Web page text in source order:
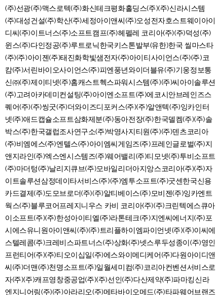
(주)선광(주)맥스로텍(주)화신테크평화홀딩스(주)(주)신라시스템
(주)대성건설(주)학산(주)세정아이앤씨(주)오성전자호스트웨이아이
디씨(주)이트너스(주)소프트캠프(주)헤펠레 코리아(주)(주)덕성(주)
윈스(주)다인정공(주)루트로닉한국키스톤발부(유한)한국 씰마스타
(주)(주)아이젠(주)태진화학빛샘전자(주)아이티사이언스(주)(주)코
캄(주)서린바이오사이언스(주)피엔풍년와이더블유(주)기웅정보통
신㈜(주)제이티넷(주)홈캐스트헥스파워시스템(주)(주)씨아이솔루션
(주)고려아카데미컨설팅(주)아이엔소프트(주)에코시안브레인즈스
퀘어(주)(주)씽굿(주)더와이즈디포커스(주)(주)알앤텍(주)잉카인터
넷(주)애드캡슐소프트삼화제분(주)동아전장(주)한국델켐(주)(주)솔
박스(주)한국갤럽조사연구소(주)박영사지티원(주)(주)덴츠코리아
(주)비엠에스(주)엔텔스(주)아이엠씨게임즈(주)프레인글로벌(주)지
앤지라인(주)엑스엔시스템즈(주)웨어밸리(주)티모넷(주)투비소프트
(주)마더텅(주)날리지큐브(주)모바일리더아지앙스코리아(주)(주)자
이트솔루션삼정데이타서비스(주)(주)엠투소프트(주)굿센한국신용
카드결제(주)도모브로더(주)(주)알티베이스(주)모비젠(주)잉카엔트
웍스(주)블루코어프레지니우스 카비 코리아(주)(주)크린텍에스큐아
이소프트(주)(주)한성아이티엘(주)라톤테크(주)지엔씨에너지(주)포
시에스유니원아이앤씨(주)(주)트리플하이엠파이언넷(주)(주)이씨에
스텔레콤(주)크레비스파트너스(주)상화(주)넷스루두성종이(주)영인
프런티어(주)(주)티오이십일(주)에스와이메디케어(주)다원아이디앤
씨(주)더맨(주)천명소프트(주)일월세미컴(주)코리아컨벤션서비스로
자(주)(주)캐프영창중공업(주)(주)선인(주)다산제약(주)파마킹신라
엔지니어링(주)(주)아라리오(주)메타바이오메드(주)타파웨어브랜즈